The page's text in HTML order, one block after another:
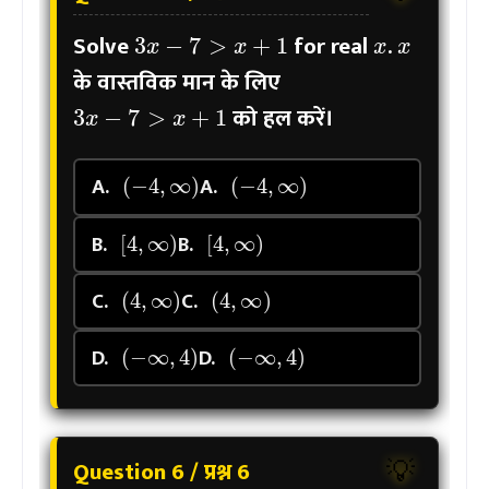
Solve
3x−7>x+1
for real .
x
के वास्तविक मान के लिए
3x−7>x+1
को हल करें।
A.
(−4,∞)
A.
(−4,∞)
B.
[4,∞)
B.
[4,∞)
C.
(4,∞)
C.
(4,∞)
D.
(−∞,4)
D.
(−∞,4)
💡
Question 6 / प्रश्न 6